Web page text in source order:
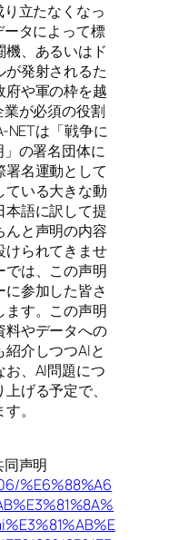
立たなくなっ
タによって標
、あるいはド
が発射されるた
や軍の枠を越
が必須の役割
NETは「戦争に
の署名団体に
名運動として
いる大きな動
本語に訳して提
と声明の内容
けられてきませ
では、この声明
参加した皆さ
ます。この声明
料やデータへの
介しつつAIと
、AI問題につ
げる予定で、
。
声明
%E6%88%A6